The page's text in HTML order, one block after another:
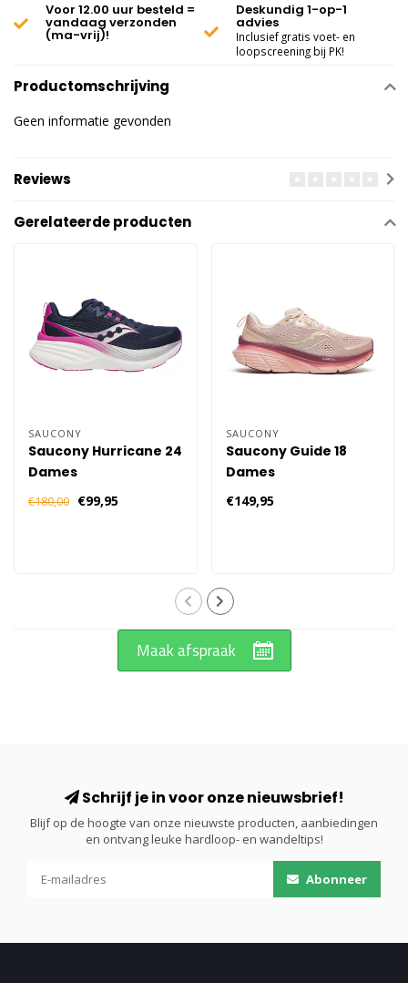
Voor 12.00 uur besteld =
vandaag verzonden
(ma-vrij)!
Deskundig 1-op-1
advies
Inclusief gratis voet- en
loopscreening bij PK!
Productomschrijving
Geen informatie gevonden
Reviews
Gerelateerde producten
SAUCONY
Saucony Hurricane 24
Dames
€180,00 €99,95
SAUCONY
Saucony Guide 18
Dames
€149,95
Maak afspraak
Schrijf je in voor onze nieuwsbrief!
Blijf op de hoogte van onze nieuwste producten, aanbiedingen
en ontvang leuke hardloop- en wandeltips!
Abonneer